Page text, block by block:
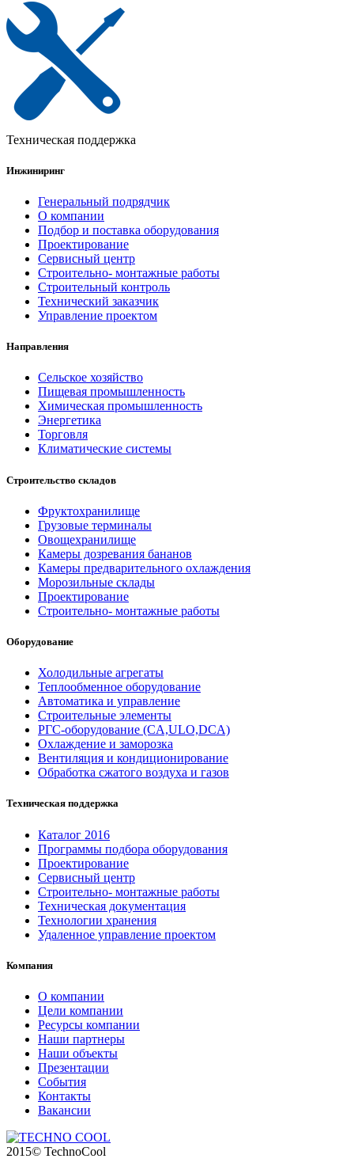
Техническая поддержка
Инжиниринг
Генеральный подрядчик
О компании
Подбор и поставка оборудования
Проектирование
Сервисный центр
Строительно- монтажные работы
Строительный контроль
Технический заказчик
Управление проектом
Направления
Сельское хозяйство
Пищевая промышленность
Химическая промышленность
Энергетика
Торговля
Климатические системы
Строительство складов
Фруктохранилище
Грузовые терминалы
Овощехранилище
Камеры дозревания бананов
Камеры предварительного охлаждения
Морозильные склады
Проектирование
Строительно- монтажные работы
Оборудование
Холодильные агрегаты
Теплообменное оборудование
Автоматика и управление
Строительные элементы
РГС-оборудование (CA,ULO,DCA)
Охлаждение и заморозка
Вентиляция и кондиционирование
Обработка сжатого воздуха и газов
Техническая поддержка
Каталог 2016
Программы подбора оборудования
Проектирование
Сервисный центр
Строительно- монтажные работы
Техническая документация
Технологии хранения
Удаленное управление проектом
Компания
О компании
Цели компании
Ресурсы компании
Наши партнеры
Наши объекты
Презентации
События
Контакты
Вакансии
2015© TechnoCool